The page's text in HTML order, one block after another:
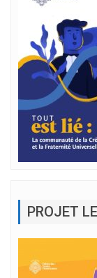
PROJET